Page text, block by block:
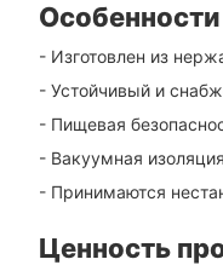
- Изготовлен из
- Устойчивый и
- Пищевая
- Вакуумная изоляция
- Принимаются
Ценность